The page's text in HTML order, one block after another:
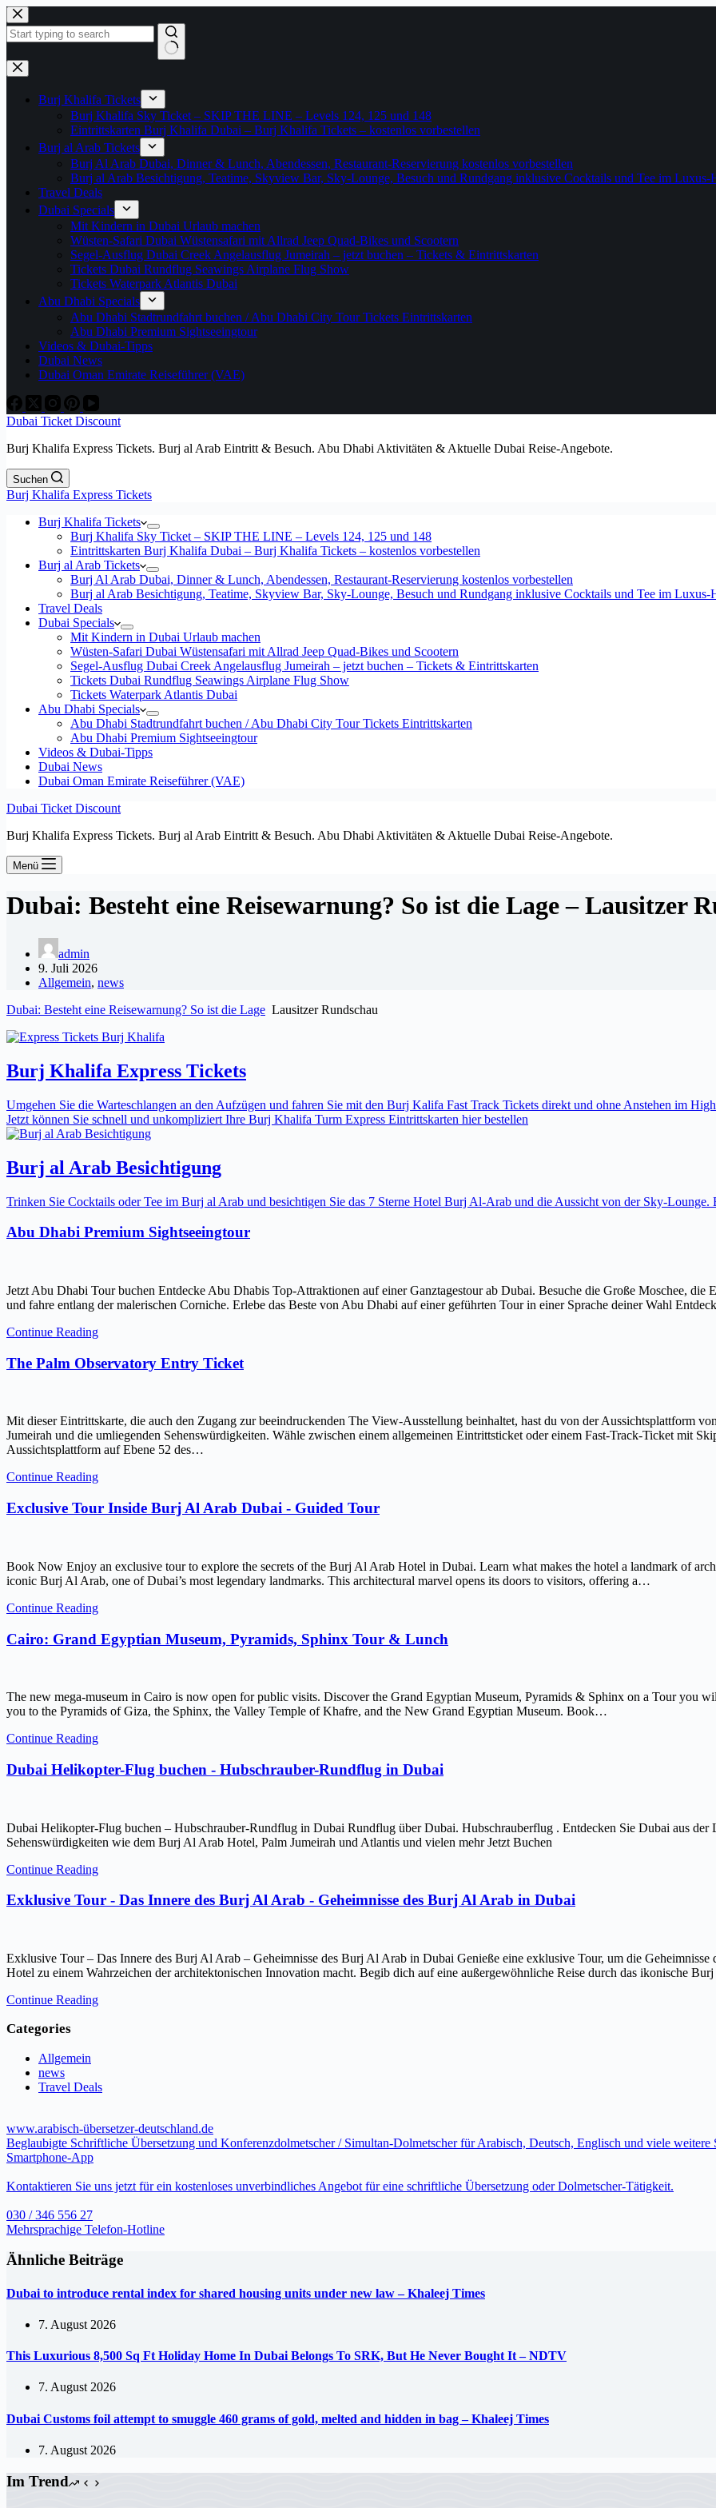
Zum
Inhalt
springen
Keine
Ergebnisse
Burj Khalifa Tickets
Burj Khalifa Sky Ticket – SKIP THE LINE – Levels 124, 125 und 148
Eintrittskarten Burj Khalifa Dubai – Burj Khalifa Tickets – kostenlos vorbestellen
Burj al Arab Tickets
Burj Al Arab Dubai, Dinner & Lunch, Abendessen, Restaurant-Reservierung kostenlos vorbestellen
Burj al Arab Besichtigung, Teatime, Skyview Bar, Sky-Lounge, Besuch und Rundgang inklusive Cocktails und Tee im Luxus-
Travel Deals
Dubai Specials
Mit Kindern in Dubai Urlaub machen
Wüsten-Safari Dubai Wüstensafari mit Allrad Jeep Quad-Bikes und Scootern
Segel-Ausflug Dubai Creek Angelausflug Jumeirah – jetzt buchen – Tickets & Eintrittskarten
Tickets Dubai Rundflug Seawings Airplane Flug Show
Tickets Waterpark Atlantis Dubai
Abu Dhabi Specials
Abu Dhabi Stadtrundfahrt buchen / Abu Dhabi City Tour Tickets Eintrittskarten
Abu Dhabi Premium Sightseeingtour
Videos & Dubai-Tipps
Dubai News
Dubai Oman Emirate Reiseführer (VAE)
Dubai Ticket Discount
Burj Khalifa Express Tickets. Burj al Arab Eintritt & Besuch. Abu Dhabi Aktivitäten & Aktuelle Dubai Reise-Angebote.
Suchen
Burj Khalifa Express Tickets
Burj Khalifa Tickets
Burj Khalifa Sky Ticket – SKIP THE LINE – Levels 124, 125 und 148
Eintrittskarten Burj Khalifa Dubai – Burj Khalifa Tickets – kostenlos vorbestellen
Burj al Arab Tickets
Burj Al Arab Dubai, Dinner & Lunch, Abendessen, Restaurant-Reservierung kostenlos vorbestellen
Burj al Arab Besichtigung, Teatime, Skyview Bar, Sky-Lounge, Besuch und Rundgang inklusive Cocktails und Tee im Luxus-
Travel Deals
Dubai Specials
Mit Kindern in Dubai Urlaub machen
Wüsten-Safari Dubai Wüstensafari mit Allrad Jeep Quad-Bikes und Scootern
Segel-Ausflug Dubai Creek Angelausflug Jumeirah – jetzt buchen – Tickets & Eintrittskarten
Tickets Dubai Rundflug Seawings Airplane Flug Show
Tickets Waterpark Atlantis Dubai
Abu Dhabi Specials
Abu Dhabi Stadtrundfahrt buchen / Abu Dhabi City Tour Tickets Eintrittskarten
Abu Dhabi Premium Sightseeingtour
Videos & Dubai-Tipps
Dubai News
Dubai Oman Emirate Reiseführer (VAE)
Dubai Ticket Discount
Burj Khalifa Express Tickets. Burj al Arab Eintritt & Besuch. Abu Dhabi Aktivitäten & Aktuelle Dubai Reise-Angebote.
Menü
Dubai: Besteht eine Reisewarnung? So ist die Lage – Lausitzer
admin
9. Juli 2026
Allgemein, news
Dubai: Besteht eine Reisewarnung? So ist die Lage Lausitzer Rundschau
Burj Khalifa Express Tickets
Umgehen Sie die Warteschlangen an den Aufzügen und fahren Sie mit den Burj Kalifa Fast Track Tickets direkt und ohne Anstehen im
Jetzt können Sie schnell und unkompliziert Ihre Burj Khalifa Turm Express Eintrittskarten hier bestellen
Burj al Arab Besichtigung
Trinken Sie Cocktails oder Tee im Burj al Arab und besichtigen Sie das 7 Sterne Hotel Burj Al-Arab und die Aussicht von der Sky-Lounge.
Abu Dhabi Premium Sightseeingtour
Jetzt Abu Dhabi Tour buchen Entdecke Abu Dhabis Top-Attraktionen auf einer Ganztagestour ab Dubai. Besuche die Große Moschee,
und fahre entlang der malerischen Corniche. Erlebe das Beste von Abu Dhabi auf einer geführten Tour in einer Sprache deiner Wahl
Continue Reading
The Palm Observatory Entry Ticket
Mit dieser Eintrittskarte, die auch den Zugang zur beeindruckenden The View-Ausstellung beinhaltet, hast du von der Aussichtsplattform
Jumeirah und die umliegenden Sehenswürdigkeiten. Wähle zwischen einem allgemeinen Eintrittsticket oder einem Fast-Track-Ticket mit
Aussichtsplattform auf Ebene 52 des…
Continue Reading
Exclusive Tour Inside Burj Al Arab Dubai - Guided Tour
Book Now Enjoy an exclusive tour to explore the secrets of the Burj Al Arab Hotel in Dubai. Learn what makes the hotel a landmark of
iconic Burj Al Arab, one of Dubai’s most legendary landmarks. This architectural marvel opens its doors to visitors, offering a…
Continue Reading
Cairo: Grand Egyptian Museum, Pyramids, Sphinx Tour & Lunch
The new mega-museum in Cairo is now open for public visits. Discover the Grand Egyptian Museum, Pyramids & Sphinx on a Tour you
you to the Pyramids of Giza, the Sphinx, the Valley Temple of Khafre, and the New Grand Egyptian Museum. Book…
Continue Reading
Dubai Helikopter-Flug buchen - Hubschrauber-Rundflug in Dubai
Dubai Helikopter-Flug buchen – Hubschrauber-Rundflug in Dubai Rundflug über Dubai. Hubschrauberflug . Entdecken Sie Dubai aus der
Sehenswürdigkeiten wie dem Burj Al Arab Hotel, Palm Jumeirah und Atlantis und vielen mehr Jetzt Buchen
Continue Reading
Exklusive Tour - Das Innere des Burj Al Arab - Geheimnisse des Burj Al Arab in Dubai
Exklusive Tour – Das Innere des Burj Al Arab – Geheimnisse des Burj Al Arab in Dubai Genieße eine exklusive Tour, um die
Hotel zu einem Wahrzeichen der architektonischen Innovation macht. Begib dich auf eine außergewöhnliche Reise durch das ikonische
Continue Reading
Categories
Allgemein
news
Travel Deals
www.arabisch-übersetzer-deutschland.de
Beglaubigte Schriftliche Übersetzung und Konferenzdolmetscher / Simultan-Dolmetscher für Arabisch, Deutsch, Englisch und viele
Smartphone-App
Kontaktieren Sie uns jetzt für ein kostenloses unverbindliches Angebot für eine schriftliche Übersetzung oder Dolmetscher-Tätigkeit.
030 / 346 556 27
Mehrsprachige Telefon-Hotline
Ähnliche Beiträge
Dubai to introduce rental index for shared housing units under new law – Khaleej Times
7. August 2026
This Luxurious 8,500 Sq Ft Holiday Home In Dubai Belongs To SRK, But He Never Bought It – NDTV
7. August 2026
Dubai Customs foil attempt to smuggle 460 grams of gold, melted and hidden in bag – Khaleej Times
7. August 2026
Im Trend